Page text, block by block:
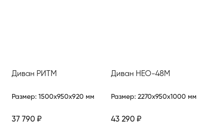
Диван РИТМ
Размер: 1500x950x920 мм
37 790 ₽
Диван НЕО-48М
Размер: 2270x950x1000 мм
43 290₽